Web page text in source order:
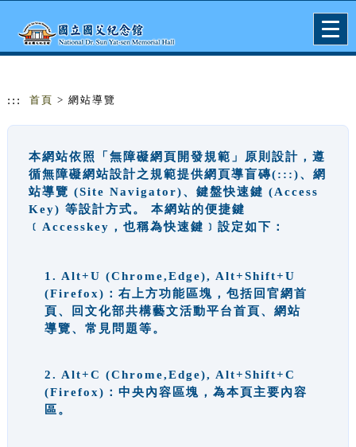
::: 首頁 > 網站導覽
本網站依照「無障礙網頁開發規範」原則設計，遵
循無障礙網站設計之規範提供網頁導盲磚(:::)、網
站導覽 (Site Navigator)、鍵盤快速鍵 (Access
Key) 等設計方式。 本網站的便捷鍵
﹝Accesskey，也稱為快速鍵﹞設定如下：
1. Alt+U (Chrome,Edge), Alt+Shift+U
(Firefox)：右上方功能區塊，包括回官網首
頁、回文化部共構藝文活動平台首頁、網站
導覽、常見問題等。
2. Alt+C (Chrome,Edge), Alt+Shift+C
(Firefox)：中央內容區塊，為本頁主要內容
區。